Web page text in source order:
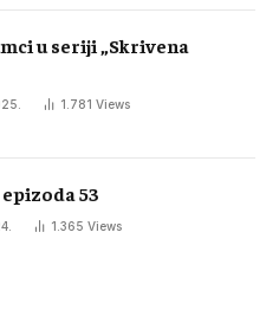
u seriji „Skrivena
1.781 Views
53
1.365 Views